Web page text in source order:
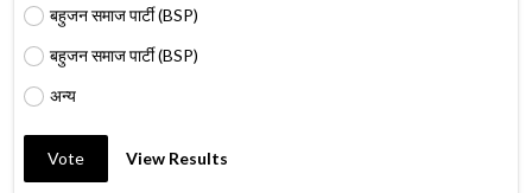
बहुजन समाज पार्टी (BSP)
बहुजन समाज पार्टी (BSP)
अन्य
Vote View Results